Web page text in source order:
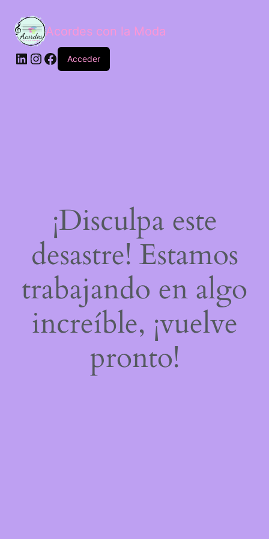
Acordes con la Moda
Acceder
¡Disculpa este
desastre! Estamos
trabajando en algo
increíble, ¡vuelve
pronto!